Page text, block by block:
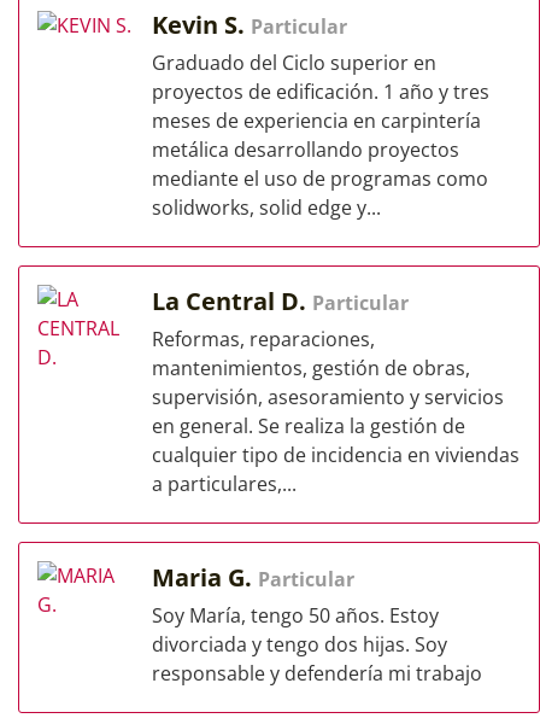
Kevin S. Particular
Graduado del Ciclo superior en
proyectos de edificación. 1 año y tres
meses de experiencia en carpintería
metálica desarrollando proyectos
mediante el uso de programas como
solidworks, solid edge y...
La Central D. Particular
Reformas, reparaciones,
mantenimientos, gestión de obras,
supervisión, asesoramiento y servicios
en general. Se realiza la gestión de
cualquier tipo de incidencia en viviendas
a particulares,...
Maria G. Particular
Soy María, tengo 50 años. Estoy
divorciada y tengo dos hijas. Soy
responsable y defendería mi trabajo